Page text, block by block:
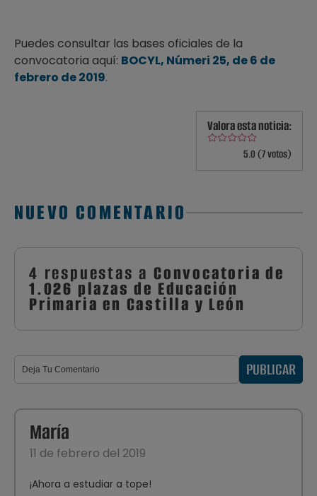
Puedes consultar las bases oficiales de la
convocatoria aquí: BOCYL, Númeri 25, de 6 de
febrero de 2019.
Valora esta noticia:
5.0 (7 votos)
NUEVO COMENTARIO
4 respuestas a Convocatoria de
1.026 plazas de Educación
Primaria en Castilla y León
PUBLICAR
María
11 de febrero del 2019
¡Ahora a estudiar a tope!